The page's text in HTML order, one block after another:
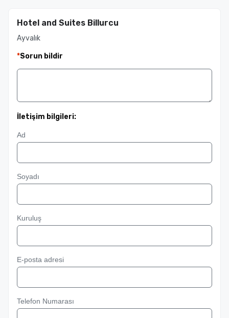
Hotel and Suites Billurcu
Ayvalık
*Sorun bildir
İletişim bilgileri:
Ad
Soyadı
Kuruluş
E-posta adresi
Telefon Numarası